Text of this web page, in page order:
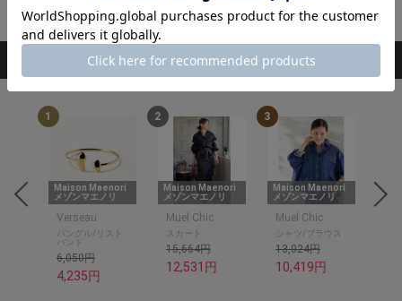
RANKING ランキング
1
Maison Maenori
メゾンマエノリ
Verseau
バングル/リスト
バンド
6,050円
4,235円
2
Maison Maenori
メゾンマエノリ
Muel Chic
スカート
15,664円
12,531円
3
Maison Maenori
メゾンマエノリ
Muel Chic
シャツ/ブラウス
13,024円
10,419円
メゾ